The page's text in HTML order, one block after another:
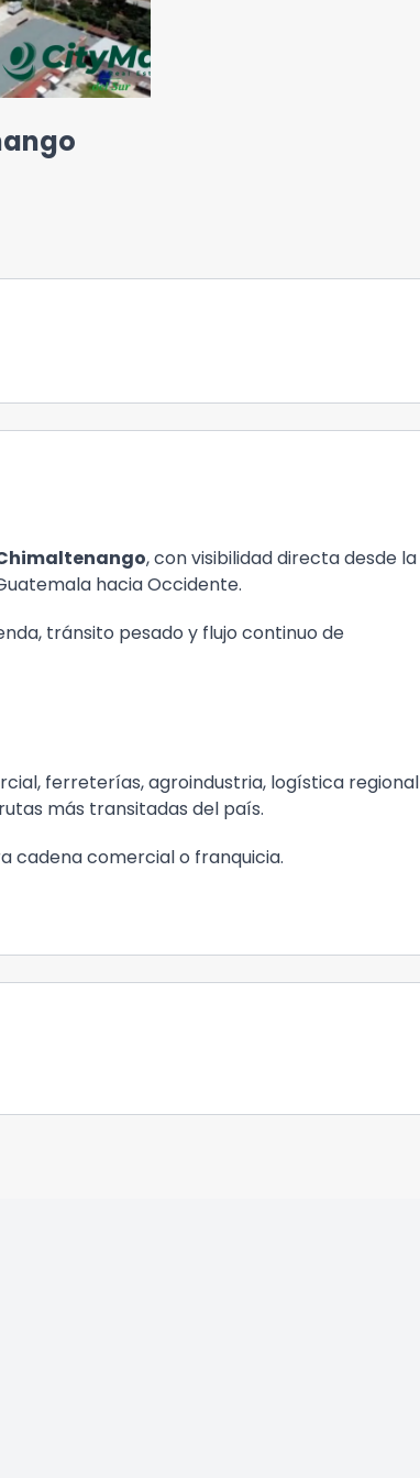
, con visibilidad directa desde la
hacia Occidente.
tránsito pesado y flujo continuo de
ferreterías, agroindustria, logística regional
más transitadas del país.
cadena comercial o franquicia.